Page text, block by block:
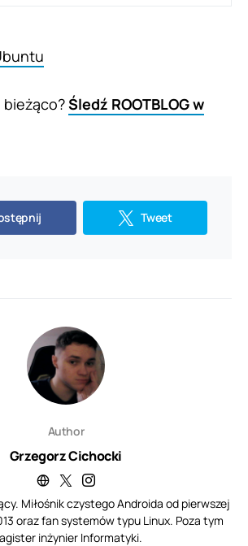
Śledź ROOTBLOG w
Tweet
Author
Grzegorz Cichocki
Miłośnik czystego Androida od pierwszej
oraz fan systemów typu Linux. Poza tym
inżynier Informatyki.